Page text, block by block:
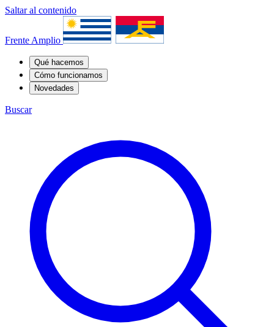
Saltar al contenido
Frente Amplio
Qué hacemos
Cómo funcionamos
Novedades
Buscar